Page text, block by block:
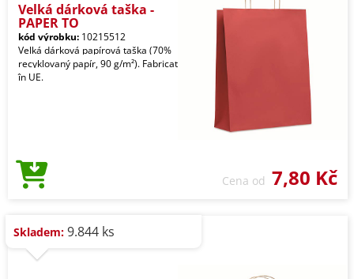
Velká dárková taška -
PAPER TO
kód výrobku: 10215512
Velká dárková papírová taška (70%
recyklovaný papír, 90 g/m²). Fabricat
în UE.
Cena od 7,80 Kč
Skladem: 9.844 ks